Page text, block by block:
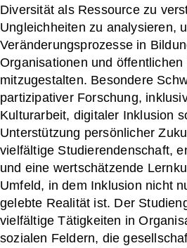
Diversität als Ressource zu
Ungleichheiten zu analysieren,
Veränderungsprozesse in
Organisationen und
mitzugestalten. Besondere
partizipativer Forschung,
Kulturarbeit, digitaler Inklusion
Unterstützung persönlicher
vielfältige Studierendenschaft,
und eine wertschätzende
Umfeld, in dem Inklusion nicht
gelebte Realität ist. Der
vielfältige Tätigkeiten in
sozialen Feldern, die